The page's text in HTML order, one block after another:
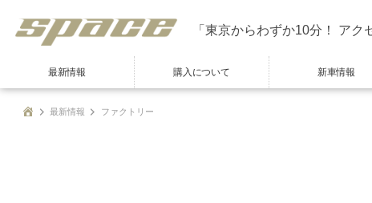
「東京からわずか10分！ アク
最新情報 購入について 新車情報
最新情報 ファクトリー